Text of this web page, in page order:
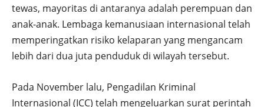
tewas, mayoritas di antaranya adalah perempuan dan
anak-anak. Lembaga kemanusiaan internasional telah
memperingatkan risiko kelaparan yang mengancam
lebih dari dua juta penduduk di wilayah tersebut.
Pada November lalu, Pengadilan Kriminal
Internasional (ICC) telah mengeluarkan surat perintah